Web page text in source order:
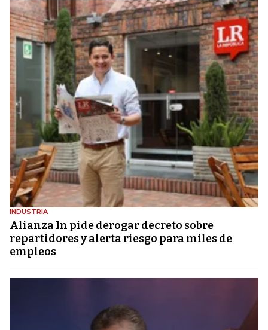
INDUSTRIA
Alianza In pide derogar decreto sobre
repartidores y alerta riesgo para miles de
empleos